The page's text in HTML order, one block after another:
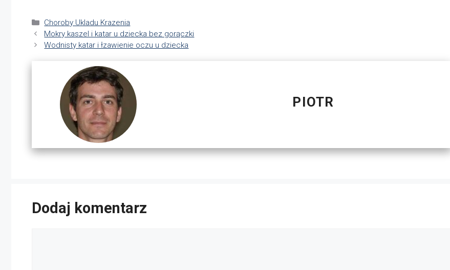
Kategorie
Choroby Ukladu Krazenia
Mokry kaszel i katar u dziecka bez gorączki
Wodnisty katar i łzawienie oczu u dziecka
PIOTR
Dodaj komentarz